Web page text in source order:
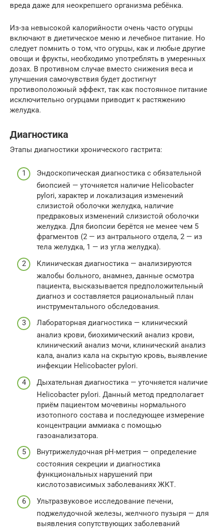
вреда даже для неокрепшего организма ребёнка.
Из-за невысокой калорийности очень часто огурцы
включают в диетическое меню и лечебное питание. Но
следует помнить о том, что огурцы, как и любые другие
овощи и фрукты, необходимо употреблять в умеренных
дозах. В противном случае вместо снижения веса и
улучшения самочувствия будет достигнут
противоположный эффект, так как постоянное питание
исключительно огурцами приводит к растяжению
желудка.
Диагностика
Этапы диагностики хронического гастрита:
Эндоскопическая диагностика с обязательной
биопсией — уточняется наличие Helicobacter
pylori, характер и локализация изменений
слизистой оболочки желудка, наличие
предраковых изменений слизистой оболочки
желудка. Для биопсии берётся не менее чем 5
фрагментов (2 — из антрального отдела, 2 — из
тела желудка, 1 — из угла желудка).
Клиническая диагностика — анализируются
жалобы больного, анамнез, данные осмотра
пациента, высказывается предположительный
диагноз и составляется рациональный план
инструментального обследования.
Лабораторная диагностика — клинический
анализ крови, биохимический анализ крови,
клинический анализ мочи, клинический анализ
кала, анализ кала на скрытую кровь, выявление
инфекции Helicobacter pylori.
Дыхательная диагностика — уточняется наличие
Helicobacter pylori. Данный метод предполагает
приём пациентом мочевины нормального
изотопного состава и последующее измерение
концентрации аммиака с помощью
газоанализатора.
Внутрижелудочная рН-метрия — определение
состояния секреции и диагностика
функциональных нарушений при
кислотозависимых заболеваниях ЖКТ.
Ультразвуковое исследование печени,
поджелудочной железы, желчного пузыря — для
выявления сопутствующих заболеваний